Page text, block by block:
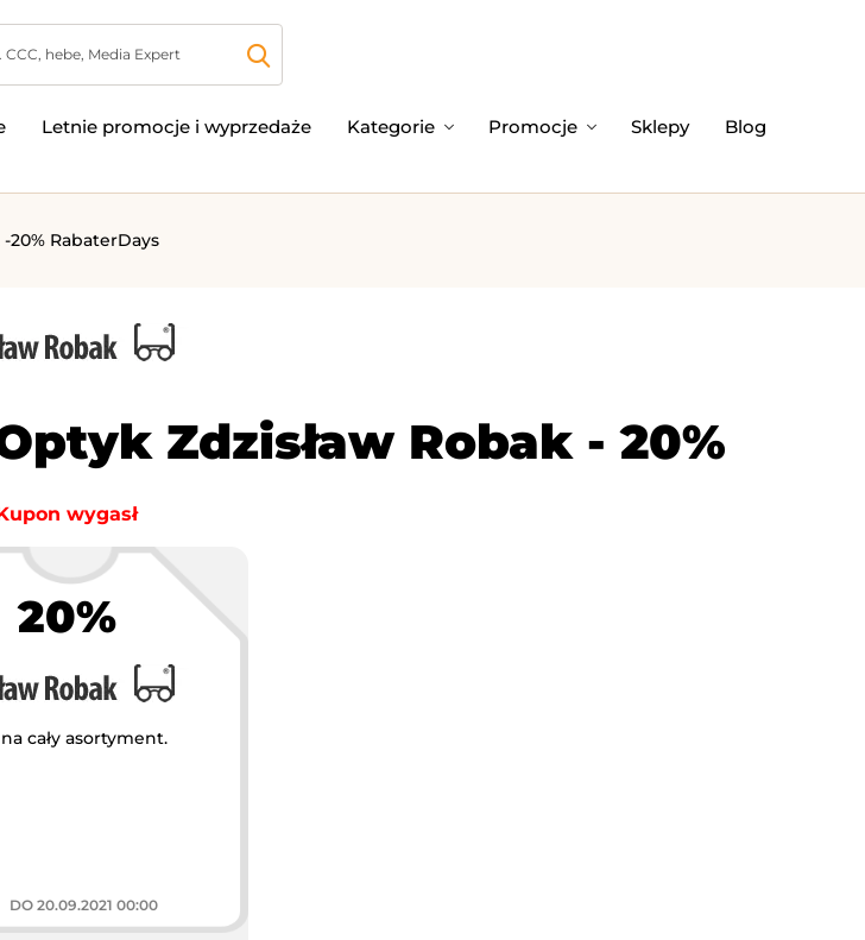
Letnie promocje i wyprzedaże Kategorie Promocje Sklepy Blog
20% RabaterDays
Zdzisław Robak - 20%
wygasł
20%
cały asortyment.
DO 20.09.2021 00:00
akcja rabatowa w